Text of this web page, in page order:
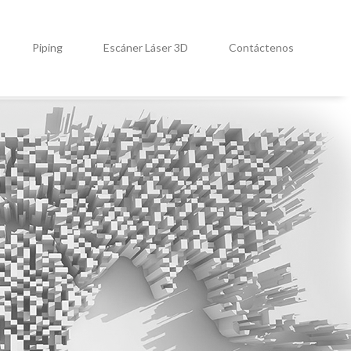
Piping Escáner Láser 3D Contáctenos